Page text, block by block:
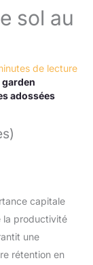
sol au
de lecture
adossées
capitale
la productivité
une
rétention en